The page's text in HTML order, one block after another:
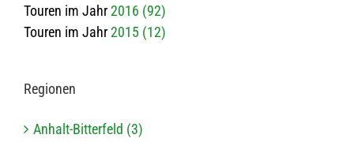
Touren im Jahr2016 (92)
Touren im Jahr2015 (12)
Regio­nen
Anhalt-Bitterfeld (3)